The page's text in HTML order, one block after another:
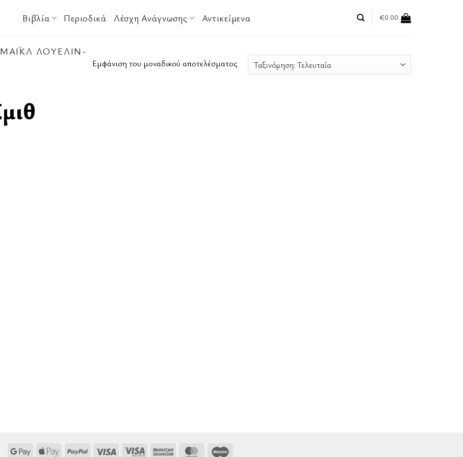
Βιβλία Περιοδικά Λέσχη Ανάγνωσης Αντικείμενα €0.00
ΜΆΙΚΛ ΛΟΥΈΛΙΝ-
Εμφάνιση του μοναδικού αποτελέσματος
Google Apple
PayPal Visa
Visa
MasterCardMasterCard